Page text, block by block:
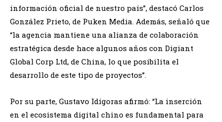
información oficial de nuestro país”, destacó Carlos
González Prieto, de Puken Media. Además, señaló que
“la agencia mantiene una alianza de colaboración
estratégica desde hace algunos años con Digiant
Global Corp Ltd, de China, lo que posibilita el
desarrollo de este tipo de proyectos”.
Por su parte, Gustavo Idígoras afirmó: “La inserción
en el ecosistema digital chino es fundamental para